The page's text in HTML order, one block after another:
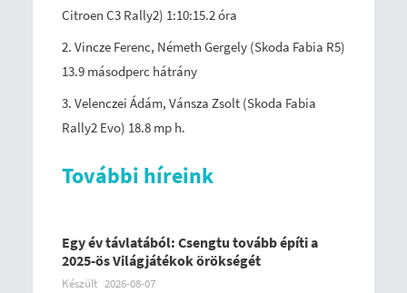
Citroen C3 Rally2) 1:10:15.2 óra
2. Vincze Ferenc, Németh Gergely (Skoda Fabia R5)
13.9 másodperc hátrány
3. Velenczei Ádám, Vánsza Zsolt (Skoda Fabia
Rally2 Evo) 18.8 mp h.
További híreink
Egy év távlatából: Csengtu tovább építi a
2025-ös Világjátékok örökségét
Készült 2026-08-07